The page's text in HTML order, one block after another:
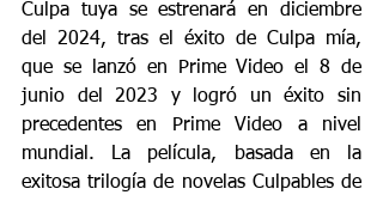
Culpa tuya se estrenará en diciembre
del 2024, tras el éxito de Culpa mía,
que se lanzó en Prime Video el 8 de
junio del 2023 y logró un éxito sin
precedentes en Prime Video a nivel
mundial. La película, basada en la
exitosa trilogía de novelas Culpables de